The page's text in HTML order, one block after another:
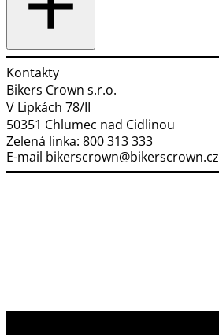
Kontakty
Bikers Crown s.r.o.
V Lipkách 78/II
50351 Chlumec nad Cidlinou
Zelená linka: 800 313 333
E-mail bikerscrown@bikerscrown.cz